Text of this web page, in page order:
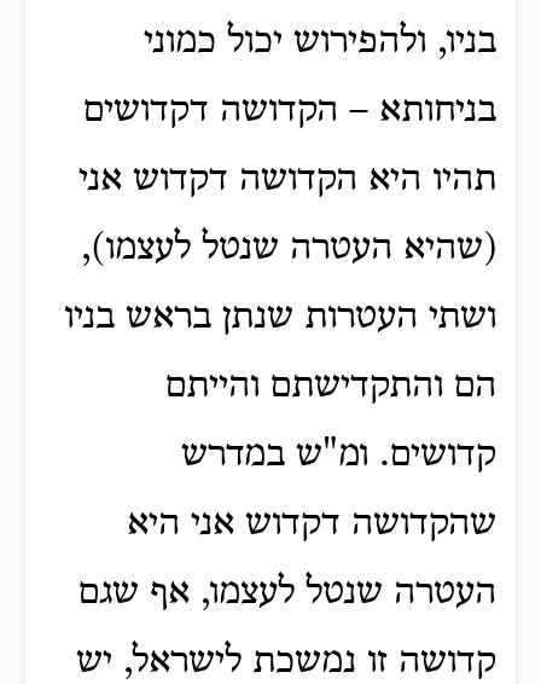
בניו, ולהפירוש יכול כמוני
בניחותא – הקדושה דקדושים
תהיו היא הקדושה דקדוש אני
(שהיא העטרה שנטל לעצמו),
ושתי העטרות שנתן בראש בניו
הם והתקדישתם והייתם
קדושים. ומ"ש במדרש
שהקדושה דקדוש אני היא
העטרה שנטל לעצמו, אף שגם
קדושה זו נמשכת לישראל, יש